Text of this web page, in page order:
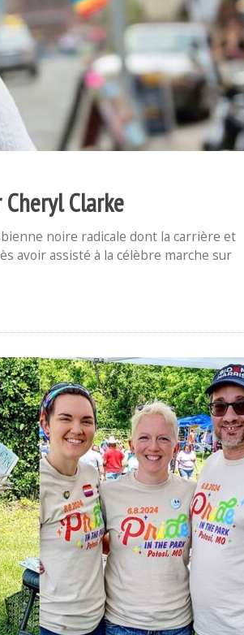
Clarke
noire radicale dont la carrière et
avoir assisté à la célèbre marche sur